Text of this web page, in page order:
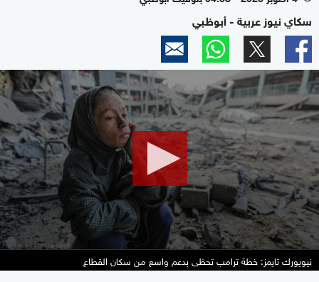
سكاي نيوز عربية - أبوظبي
0
seconds
of
minutes,
15
seconds
نيويورك تايمز: خطة ترامب تحظى بدعم واسع من سكان القطاع